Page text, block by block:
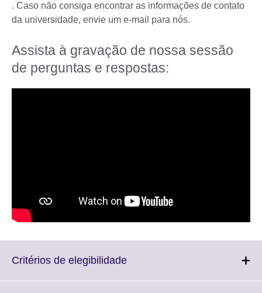
. Caso não consiga encontrar as informações de contato
da universidade, envie um e-mail para nós.
Assista à gravação de nossa sessão
de perguntas e respostas:
Critérios de elegibilidadeClick